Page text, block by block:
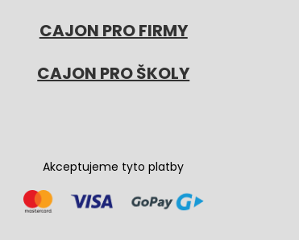
CAJON PRO FIRMY
CAJON PRO ŠKOLY
Akceptujeme tyto platby